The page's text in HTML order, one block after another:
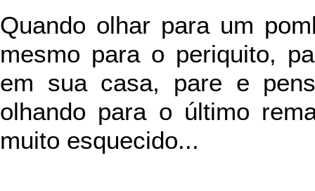
Quando olhar para um
mesmo para o periquito,
em sua casa, pare e
olhando para o último
muito esquecido...